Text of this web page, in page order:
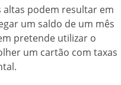
altas podem resultar em
um saldo de um mês
pretende utilizar o
um cartão com taxas